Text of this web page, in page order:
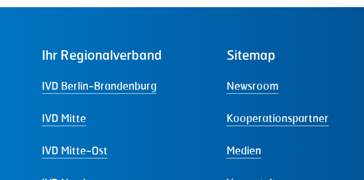
Ihr Regionalverband
IVD Berlin-Brandenburg
IVD Mitte
IVD Mitte-Ost
Sitemap
Newsroom
Kooperationspartner
Medien